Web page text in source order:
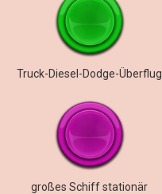
Truck-Diesel-Dodge-Überflug
großes Schiff stationär